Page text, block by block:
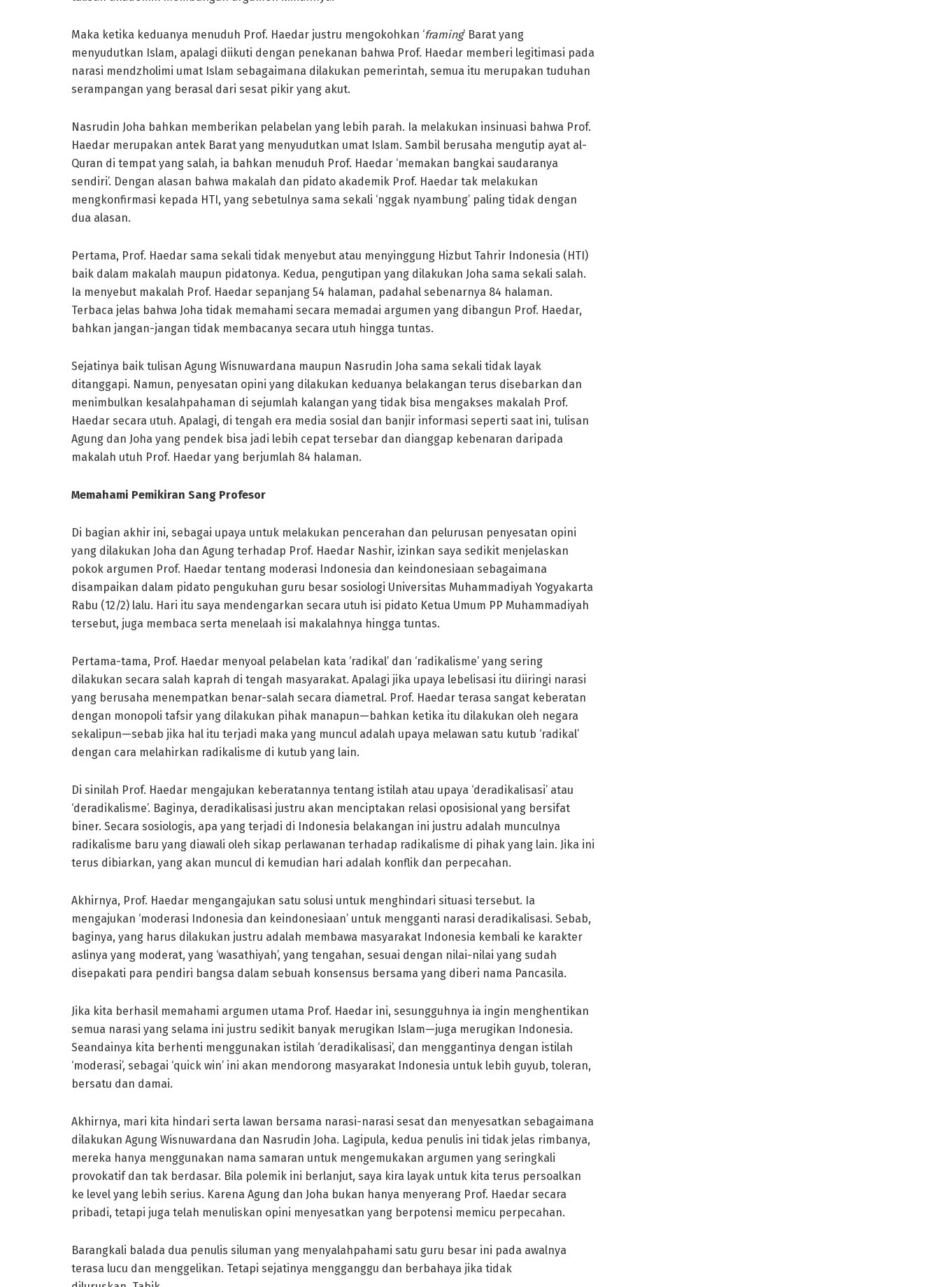
Maka ketika keduanya menuduh Prof. Haedar justru mengokohkan ‘framing’ Barat yang
menyudutkan Islam, apalagi diikuti dengan penekanan bahwa Prof. Haedar memberi legitimasi pada
narasi mendzholimi umat Islam sebagaimana dilakukan pemerintah, semua itu merupakan tuduhan
serampangan yang berasal dari sesat pikir yang akut.
Nasrudin Joha bahkan memberikan pelabelan yang lebih parah. Ia melakukan insinuasi bahwa Prof.
Haedar merupakan antek Barat yang menyudutkan umat Islam. Sambil berusaha mengutip ayat al-
Quran di tempat yang salah, ia bahkan menuduh Prof. Haedar ‘memakan bangkai saudaranya
sendiri’. Dengan alasan bahwa makalah dan pidato akademik Prof. Haedar tak melakukan
mengkonfirmasi kepada HTI, yang sebetulnya sama sekali ‘nggak nyambung’ paling tidak dengan
dua alasan.
Pertama, Prof. Haedar sama sekali tidak menyebut atau menyinggung Hizbut Tahrir Indonesia (HTI)
baik dalam makalah maupun pidatonya. Kedua, pengutipan yang dilakukan Joha sama sekali salah.
Ia menyebut makalah Prof. Haedar sepanjang 54 halaman, padahal sebenarnya 84 halaman.
Terbaca jelas bahwa Joha tidak memahami secara memadai argumen yang dibangun Prof. Haedar,
bahkan jangan-jangan tidak membacanya secara utuh hingga tuntas.
Sejatinya baik tulisan Agung Wisnuwardana maupun Nasrudin Joha sama sekali tidak layak
ditanggapi. Namun, penyesatan opini yang dilakukan keduanya belakangan terus disebarkan dan
menimbulkan kesalahpahaman di sejumlah kalangan yang tidak bisa mengakses makalah Prof.
Haedar secara utuh. Apalagi, di tengah era media sosial dan banjir informasi seperti saat ini, tulisan
Agung dan Joha yang pendek bisa jadi lebih cepat tersebar dan dianggap kebenaran daripada
makalah utuh Prof. Haedar yang berjumlah 84 halaman.
Memahami Pemikiran Sang Profesor
Di bagian akhir ini, sebagai upaya untuk melakukan pencerahan dan pelurusan penyesatan opini
yang dilakukan Joha dan Agung terhadap Prof. Haedar Nashir, izinkan saya sedikit menjelaskan
pokok argumen Prof. Haedar tentang moderasi Indonesia dan keindonesiaan sebagaimana
disampaikan dalam pidato pengukuhan guru besar sosiologi Universitas Muhammadiyah Yogyakarta
Rabu (12/2) lalu. Hari itu saya mendengarkan secara utuh isi pidato Ketua Umum PP Muhammadiyah
tersebut, juga membaca serta menelaah isi makalahnya hingga tuntas.
Pertama-tama, Prof. Haedar menyoal pelabelan kata ‘radikal’ dan ‘radikalisme’ yang sering
dilakukan secara salah kaprah di tengah masyarakat. Apalagi jika upaya lebelisasi itu diiringi narasi
yang berusaha menempatkan benar-salah secara diametral. Prof. Haedar terasa sangat keberatan
dengan monopoli tafsir yang dilakukan pihak manapun—bahkan ketika itu dilakukan oleh negara
sekalipun—sebab jika hal itu terjadi maka yang muncul adalah upaya melawan satu kutub ‘radikal’
dengan cara melahirkan radikalisme di kutub yang lain.
Di sinilah Prof. Haedar mengajukan keberatannya tentang istilah atau upaya ‘deradikalisasi’ atau
‘deradikalisme’. Baginya, deradikalisasi justru akan menciptakan relasi oposisional yang bersifat
biner. Secara sosiologis, apa yang terjadi di Indonesia belakangan ini justru adalah munculnya
radikalisme baru yang diawali oleh sikap perlawanan terhadap radikalisme di pihak yang lain. Jika ini
terus dibiarkan, yang akan muncul di kemudian hari adalah konflik dan perpecahan.
Akhirnya, Prof. Haedar mengangajukan satu solusi untuk menghindari situasi tersebut. Ia
mengajukan ‘moderasi Indonesia dan keindonesiaan’ untuk mengganti narasi deradikalisasi. Sebab,
baginya, yang harus dilakukan justru adalah membawa masyarakat Indonesia kembali ke karakter
aslinya yang moderat, yang ‘wasathiyah’, yang tengahan, sesuai dengan nilai-nilai yang sudah
disepakati para pendiri bangsa dalam sebuah konsensus bersama yang diberi nama Pancasila.
Jika kita berhasil memahami argumen utama Prof. Haedar ini, sesungguhnya ia ingin menghentikan
semua narasi yang selama ini justru sedikit banyak merugikan Islam—juga merugikan Indonesia.
Seandainya kita berhenti menggunakan istilah ‘deradikalisasi’, dan menggantinya dengan istilah
‘moderasi’, sebagai ‘quick win’ ini akan mendorong masyarakat Indonesia untuk lebih guyub, toleran,
bersatu dan damai.
Akhirnya, mari kita hindari serta lawan bersama narasi-narasi sesat dan menyesatkan sebagaimana
dilakukan Agung Wisnuwardana dan Nasrudin Joha. Lagipula, kedua penulis ini tidak jelas rimbanya,
mereka hanya menggunakan nama samaran untuk mengemukakan argumen yang seringkali
provokatif dan tak berdasar. Bila polemik ini berlanjut, saya kira layak untuk kita terus persoalkan
ke level yang lebih serius. Karena Agung dan Joha bukan hanya menyerang Prof. Haedar secara
pribadi, tetapi juga telah menuliskan opini menyesatkan yang berpotensi memicu perpecahan.
Barangkali balada dua penulis siluman yang menyalahpahami satu guru besar ini pada awalnya
terasa lucu dan menggelikan. Tetapi sejatinya mengganggu dan berbahaya jika tidak